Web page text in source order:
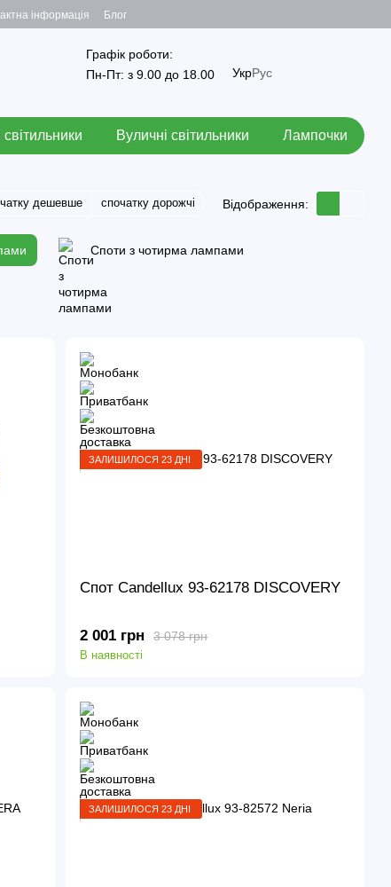
інформація Блог
Графік роботи:
Пн-Пт: з 9.00 до 18.00
УкрРус
світильники Вуличні світильники Лампочки
дешевше спочатку дорожчі Відображення:
Споти з чотирма лампами
ЗАЛИШИЛОСЯ 23 ДНІ
Спот Candellux 93-62178 DISCOVERY
3 078 грн
2 001 грн
В наявності
ЗАЛИШИЛОСЯ 23 ДНІ